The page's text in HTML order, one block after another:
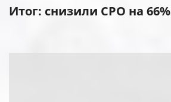
Итог: снизили СРО на 66%